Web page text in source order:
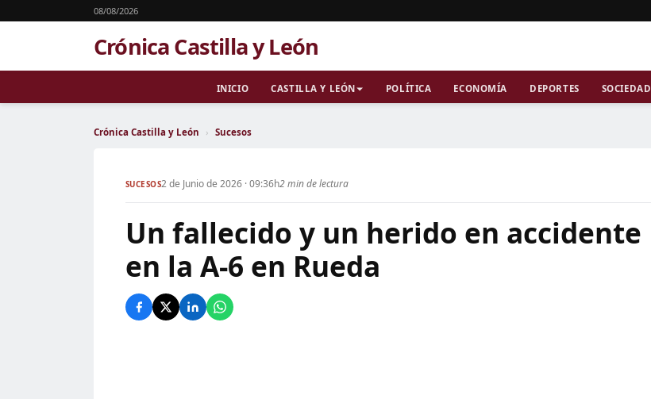
08/08/2026
Crónica Castilla y León
INICIO CASTILLA Y LEÓN POLÍTICA ECONOMÍA DEPORTES SOCIEDAD
Crónica Castilla y León › Sucesos
SUCESOS2 de Junio de 2026 · 09:36h2 min de lectura
Un fallecido y un herido en accidente
en la A-6 en Rueda